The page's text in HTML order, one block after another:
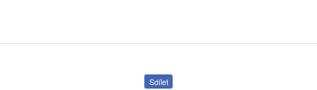
Sdílet